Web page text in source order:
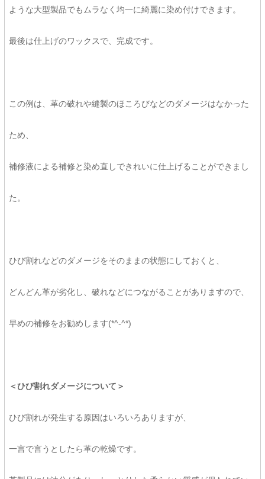
ような大型製品でもムラなく均一に綺麗に染め付けできます。
最後は仕上げのワックスで、完成です。
この例は、革の破れや縫製のほころびなどのダメージはなかった
ため、
補修液による補修と染め直しできれいに仕上げることができまし
た。
ひび割れなどのダメージをそのままの状態にしておくと、
どんどん革が劣化し、破れなどにつながることがありますので、
早めの補修をお勧めします(*^-^*)
＜ひび割れダメージについて＞
ひび割れが発生する原因はいろいろありますが、
一言で言うとしたら革の乾燥です。